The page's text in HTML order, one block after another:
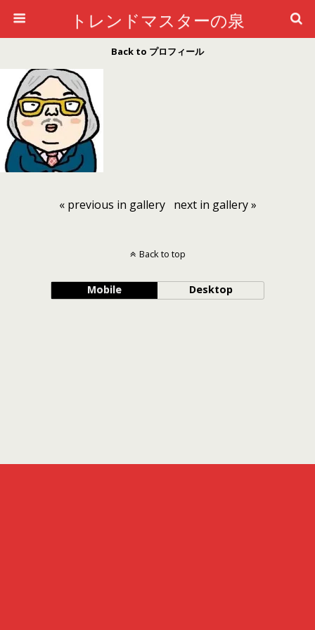
トレンドマスターの泉
Back to プロフィール
« previous in gallery next in gallery »
Back to top
Mobile Desktop